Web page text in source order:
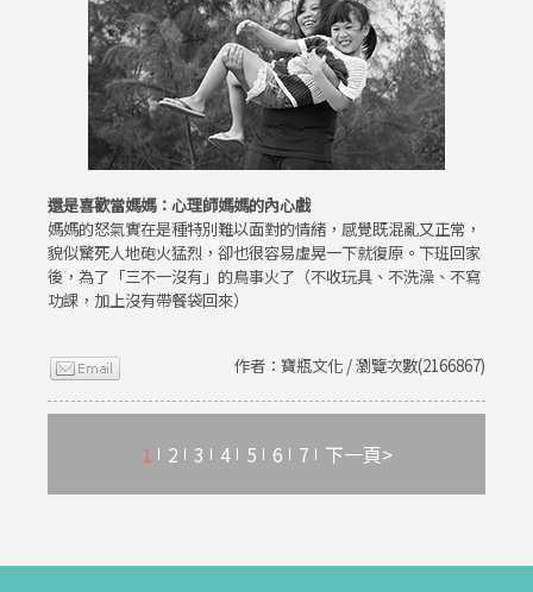
還是喜歡當媽媽：心理師媽媽的內心戲
媽媽的怒氣實在是種特別難以面對的情緒，感覺既混亂又正常，
貌似驚死人地砲火猛烈，卻也很容易虛晃一下就復原。下班回家
後，為了「三不一沒有」的鳥事火了（不收玩具、不洗澡、不寫
功課，加上沒有帶餐袋回來）
作者：寶瓶文化 / 瀏覽次數(2166867)
1 2 3 4 5 6 7 下一頁>